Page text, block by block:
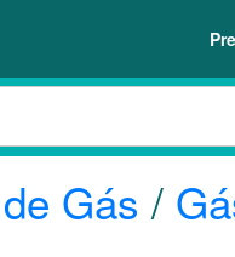
Gás/